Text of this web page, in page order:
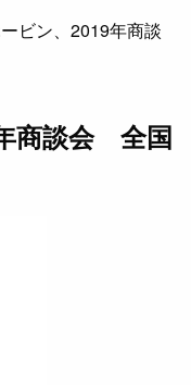
ビン、2019年商談
商談会 全国